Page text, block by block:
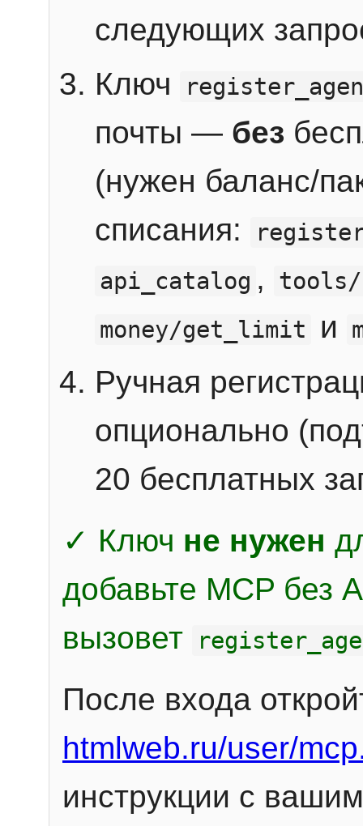
следующих
Ключ
почты — без
(нужен баланс/
списания:
api_catalog ,
money/get_limit
и
Ручная
опционально
20 бесплатных
✓ Ключ не нужен
добавьте MCP без
вызовет
После входа
htmlweb.ru/user/
инструкции с